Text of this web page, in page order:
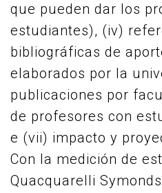
que pueden dar los
estudiantes), (iv)
bibliográficas de
elaborados por la
publicaciones por
de profesores con
e (vii) impacto y
Con la medición de
Quacquarelli